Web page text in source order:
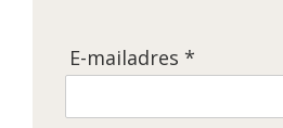
E-mailadres *